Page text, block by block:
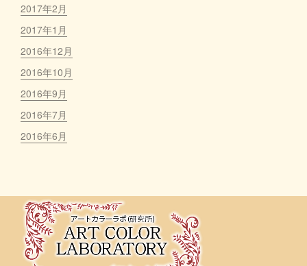
2017年2月
2017年1月
2016年12月
2016年10月
2016年9月
2016年7月
2016年6月